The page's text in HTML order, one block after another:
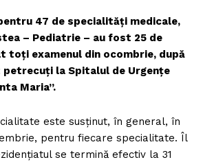
47 de specialități medicale,
– Pediatrie – au fost 25 de
toți examenul din ocombrie, după
petrecuți la Spitalul de Urgențe
Maria”.
este susținut, în general, în
pentru fiecare specialitate. Îl
se termină efectiv la 31